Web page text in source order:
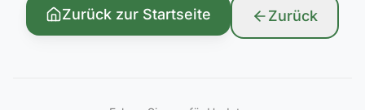
Zurück zur Startseite Zurück